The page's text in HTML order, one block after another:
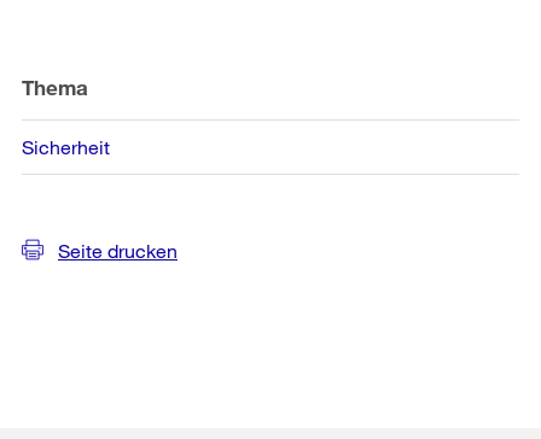
Thema
Sicherheit
Seite drucken